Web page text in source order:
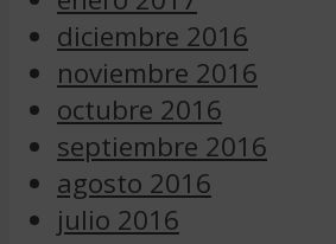
diciembre 2016
noviembre 2016
octubre 2016
septiembre 2016
agosto 2016
julio 2016